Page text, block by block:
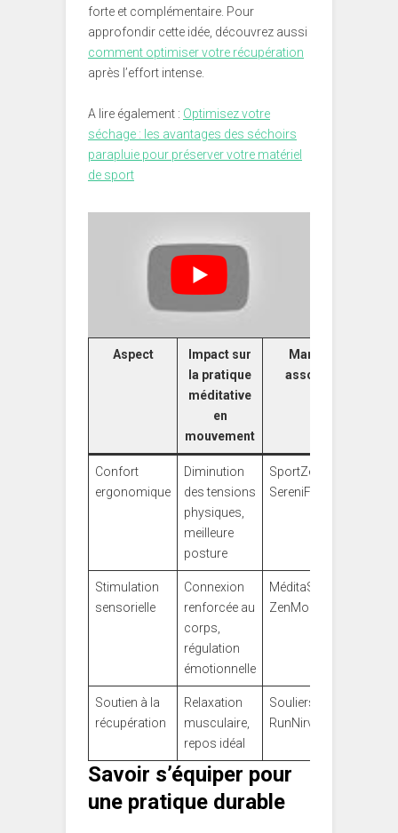
forte et complémentaire. Pour
approfondir cette idée, découvrez aussi
comment optimiser votre récupération
après l’effort intense.
A lire également : Optimisez votre
séchage : les avantages des séchoirs
parapluie pour préserver votre matériel
de sport
Aspect
Impact sur
la pratique
méditative
en
mouvement
Marques
associées
Confort
ergonomique
Diminution
des tensions
physiques,
meilleure
posture
SportZen,
SereniFoot
Stimulation
sensorielle
Connexion
renforcée au
corps,
régulation
émotionnelle
MéditaSneakers,
ZenMouv
Soutien à la
récupération
Relaxation
musculaire,
repos idéal
Souliers Souffle,
RunNirvana
Savoir s’équiper pour
une pratique durable